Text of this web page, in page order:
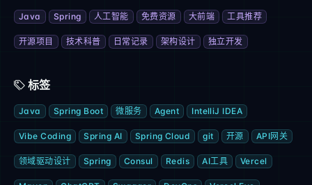
Java Spring 人工智能 免费资源 大前端 工具推荐
开源项目 技术科普 日常记录 架构设计 独立开发
标签
Java Spring Boot 微服务 Agent IntelliJ IDEA
Vibe Coding Spring AI Spring Cloud git 开源 API网关
领域驱动设计 Spring Consul Redis AI工具 Vercel